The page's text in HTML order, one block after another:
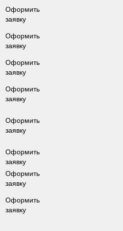
Оформить
заявку
Оформить
заявку
Оформить
заявку
Оформить
заявку
Оформить
заявку
Оформить
заявку
Оформить
заявку
Оформить
заявку